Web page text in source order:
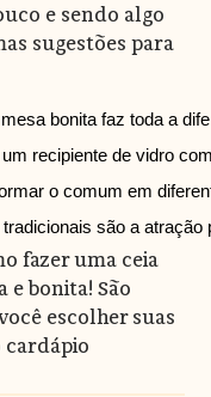
e sendo algo
sugestões para
bonita faz toda a
recipiente de vidro
o comum em
são a
fazer uma ceia
e bonita! São
escolher suas